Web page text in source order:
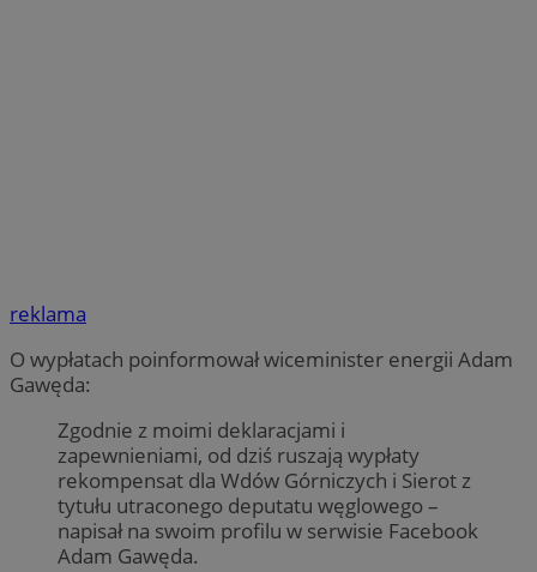
reklama
O wypłatach poinformował wiceminister energii Adam
Gawęda:
Zgodnie z moimi deklaracjami i
zapewnieniami, od dziś ruszają wypłaty
rekompensat dla Wdów Górniczych i Sierot z
tytułu utraconego deputatu węglowego –
napisał na swoim profilu w serwisie Facebook
Adam Gawęda.